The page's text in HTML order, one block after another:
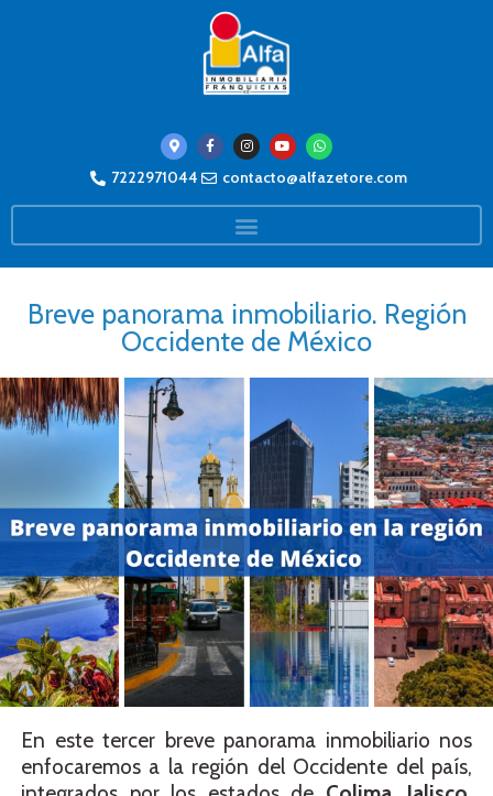
7222971044 contacto@alfazetore.com
Breve panorama inmobiliario. Región
Occidente de México
En este tercer breve panorama inmobiliario nos
enfocaremos a la región del Occidente del país,